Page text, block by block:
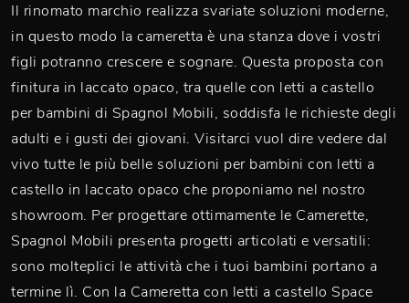
Il rinomato marchio realizza svariate soluzioni moderne,
in questo modo la cameretta è una stanza dove i vostri
figli potranno crescere e sognare. Questa proposta con
finitura in laccato opaco, tra quelle con letti a castello
per bambini di Spagnol Mobili, soddisfa le richieste degli
adulti e i gusti dei giovani. Visitarci vuol dire vedere dal
vivo tutte le più belle soluzioni per bambini con letti a
castello in laccato opaco che proponiamo nel nostro
showroom. Per progettare ottimamente le Camerette,
Spagnol Mobili presenta progetti articolati e versatili:
sono molteplici le attività che i tuoi bambini portano a
termine lì. Con la Cameretta con letti a castello Space